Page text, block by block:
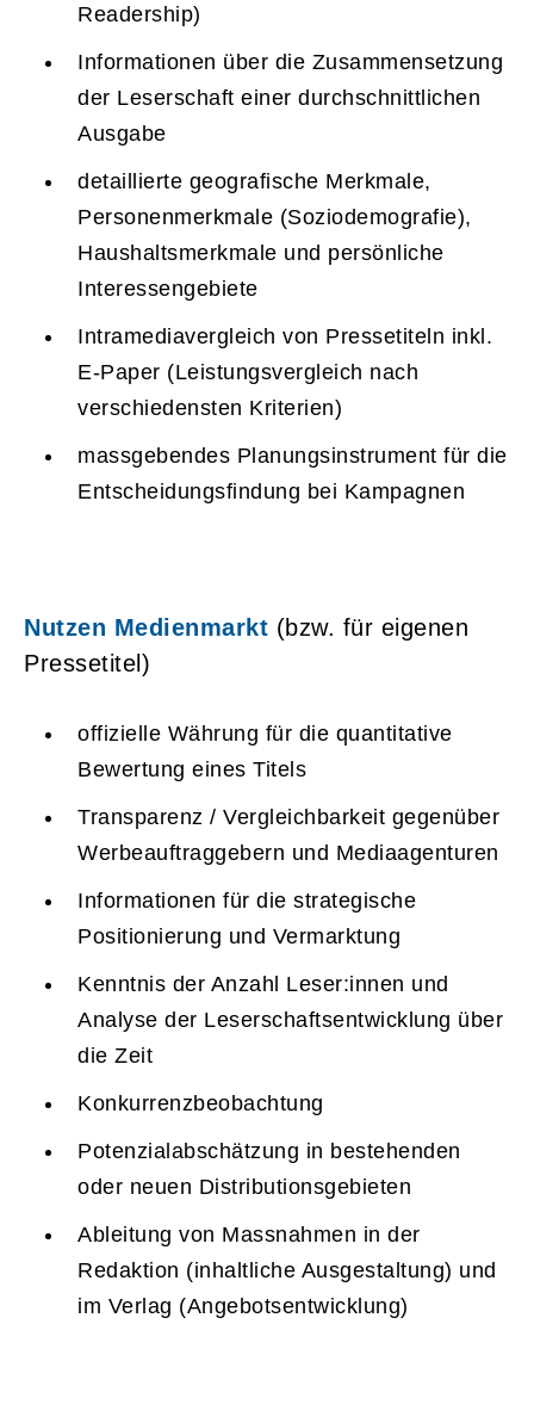
Readership)
Informationen über die Zusammensetzung
der Leserschaft einer durchschnittlichen
Ausgabe
detaillierte geografische Merkmale,
Personenmerkmale (Soziodemografie),
Haushaltsmerkmale und persönliche
Interessengebiete
Intramediavergleich von Pressetiteln inkl.
E-Paper (Leistungsvergleich nach
verschiedensten Kriterien)
massgebendes Planungsinstrument für die
Entscheidungsfindung bei Kampagnen
Nutzen Medienmarkt (bzw. für eigenen
Pressetitel)
offizielle Währung für die quantitative
Bewertung eines Titels
Transparenz / Vergleichbarkeit gegenüber
Werbeauftraggebern und Mediaagenturen
Informationen für die strategische
Positionierung und Vermarktung
Kenntnis der Anzahl Leser:innen und
Analyse der Leserschaftsentwicklung über
die Zeit
Konkurrenzbeobachtung
Potenzialabschätzung in bestehenden
oder neuen Distributionsgebieten
Ableitung von Massnahmen in der
Redaktion (inhaltliche Ausgestaltung) und
im Verlag (Angebotsentwicklung)